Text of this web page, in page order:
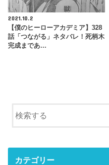
2021.10.2
【僕のヒーローアカデミア】328
話「つながる」ネタバレ！死柄木
完成まであ…
カテゴリー